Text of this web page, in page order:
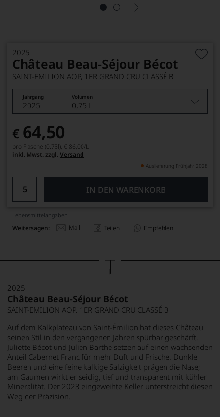
2025
Château Beau-Séjour Bécot
SAINT-EMILION AOP, 1ER GRAND CRU CLASSÉ B
Jahrgang Volumen
2025 0,75 L
€ 64,50
pro Flasche (0.75l), € 86,00/L
inkl. Mwst. zzgl. Versand
Auslieferung Frühjahr 2028
IN DEN WARENKORB
Lebensmittel­angaben
Weitersagen: Mail Teilen Empfehlen
2025
Château Beau-Séjour Bécot
SAINT-EMILION AOP, 1ER GRAND CRU CLASSÉ B
Auf dem Kalkplateau von Saint-Émilion hat dieses Château
seinen Stil in den vergangenen Jahren spürbar geschärft.
Juliette Bécot und Julien Barthe setzen auf einen wachsenden
Anteil Cabernet Franc für mehr Duft und Frische. Dunkle
Beeren und eine feine kalkige Salzigkeit prägen die Nase;
am Gaumen wirkt er seidig, tief und transparent mit kühler
Mineralität. Der 2023 eingeweihte Keller unterstreicht diesen
Weg der Präzision.